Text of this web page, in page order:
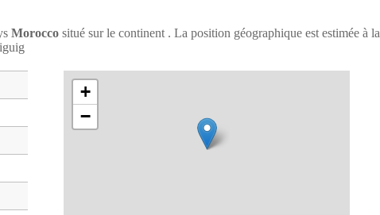
Morocco situé sur le continent . La position géographique est estimée à la
+
−